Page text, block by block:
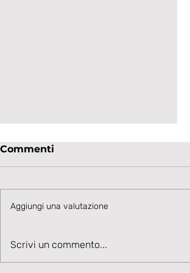
Talento in accelerazione:
Commenti
Aggiungi una valutazione
Scrivi un commento...